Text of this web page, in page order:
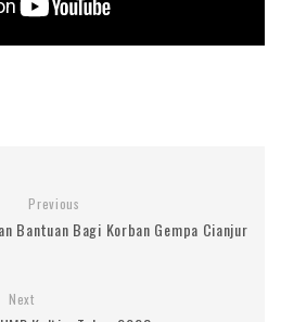
Previous
Bantuan Bagi Korban Gempa Cianjur
Next